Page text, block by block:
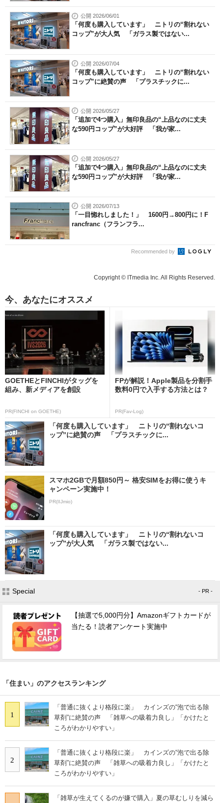
公開 2026/06/01
「何度も購入しています」 ニトリの“割れない
コップ”が大人気 「ガラス製ではない...
公開 2026/07/04
「何度も購入しています」 ニトリの“割れない
コップ”に絶賛の声 「プラスチックに...
公開 2026/05/27
「追加で4つ購入」無印良品の“上品なのに丈夫
な590円コップ”が大好評 「我が家...
公開 2026/05/27
「追加で4つ購入」無印良品の“上品なのに丈夫
な590円コップ”が大好評 「我が家...
公開 2026/07/13
「一目惚れしました！」 1600円→800円に！F
rancfranc（フランフラ...
Recommended by
Copyright © ITmedia Inc. All Rights Reserved.
今、あなたにオススメ
GOETHEとFINCHIがタッグを
組み、新メディアを創設
PR(FINCHI on GOETHE)
FPが解説！Apple製品を分割手
数料0円で入手する方法とは？
PR(Fav-Log)
「何度も購入しています」 ニトリの“割れないコ
ップ”に絶賛の声 「プラスチックに...
スマホ2GBで月額850円～ 格安SIMをお得に使うキ
ャンペーン実施中！
PR(IIJmio)
「何度も購入しています」 ニトリの“割れないコ
ップ”が大人気 「ガラス製ではない...
Special - PR -
【抽選で5,000円分】Amazonギフトカードが
当たる！読者アンケート実施中
「住まい」のアクセスランキング
1
「普通に抜くより格段に楽」 カインズの“泡で出る除
草剤”に絶賛の声 「雑草への吸着力良し」「かけたと
ころがわかりやすい」
2
「普通に抜くより格段に楽」 カインズの“泡で出る除
草剤”に絶賛の声 「雑草への吸着力良し」「かけたと
ころがわかりやすい」
「雑草が生えてくるのが嫌で購入」夏の草むしりを減ら